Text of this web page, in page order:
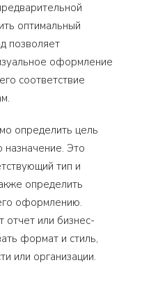
оптимальный
позволяет
оформление
соответствие
определить цель
назначение. Это
тип и
определить
оформлению.
отчет или бизнес-
формат и стиль,
или организации.